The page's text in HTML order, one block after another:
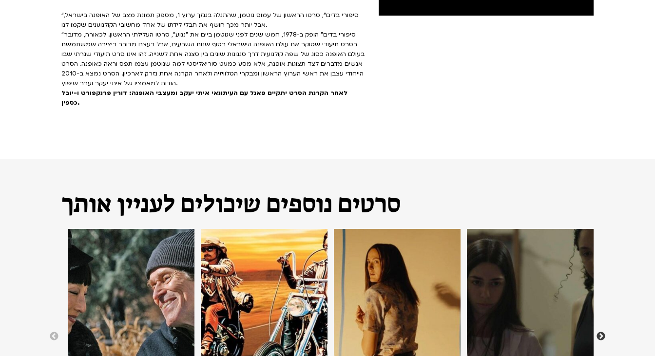
"סיפורי בדים", סרטו הראשון של עמוס גוטמן, שהתגלה בגנזך ערוץ 1, מספק תמונת מצב של האופנה בישראל,
אבל יותר מכך חושף את חבלי לידתו של אחד מחשובי הקולנוענים שקמו לנו.
"סיפורי בדים" הופק ב-1978, חמש שנים לפני שגוטמן ביים את "נגוע", סרטו העלילתי הראשון. לכאורה, מדובר
בסרט תיעודי שסוקר את עולם האופנה הישראלי בסוף שנות השבעים, אבל בעצם מדובר ביצירה שמשתמשת
בעולם האופנה כסוג של שפה קולנועית דרך סגנונות שונים בין סצנה אחת לשנייה. זהו אינו סרט תיעודי שגרתי שבו
אנשים מדברים לצד תצוגות אופנה, אלא מסע כמעט סוריאליסטי למה שגוטמן עצמו תפס וראה כאופנה. הסרט
הייחודי עצבן את ראשי הערוץ הראשון ומבקרי הטלוויזיה ולאחר הקרנה אחת נזרק לארכיון. הסרט נמצא ב-2010
הודות למאמציו של איתי יעקב ועבר שיפוץ.
לאחר הקרנת הסרט יתקיים פאנל עם העיתונאי איתי יעקב ומעצבי האופנה: דורין פרנקפורט ו-יובל
כספין.
סרטים נוספים שיכולים לעניין אותך